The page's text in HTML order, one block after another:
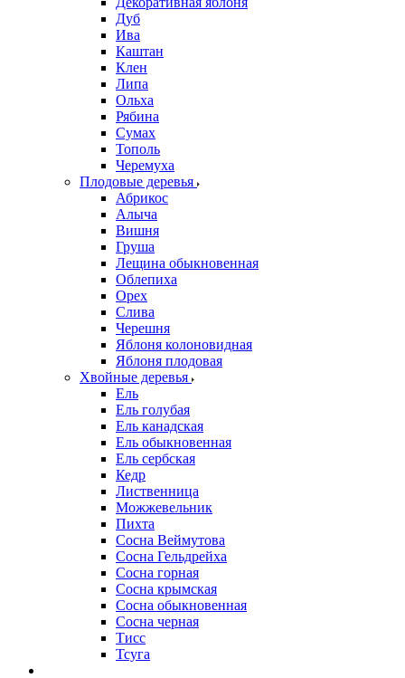
Дуб
Ива
Каштан
Клен
Липа
Ольха
Рябина
Сумах
Тополь
Черемуха
Плодовые деревья
Абрикос
Алыча
Вишня
Груша
Лещина обыкновенная
Облепиха
Орех
Слива
Черешня
Яблоня колоновидная
Яблоня плодовая
Хвойные деревья
Ель
Ель голубая
Ель канадская
Ель обыкновенная
Ель сербская
Кедр
Лиственница
Можжевельник
Пихта
Сосна Веймутова
Сосна Гельдрейха
Сосна горная
Сосна крымская
Сосна обыкновенная
Сосна черная
Тисс
Тсуга